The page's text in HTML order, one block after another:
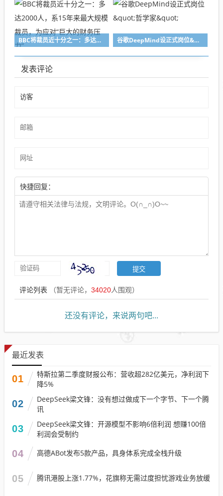
BBC将裁员近十分之一：多达2000人，系15年来最大规模裁员，为应对“巨大的财务压力” 谷歌DeepMind设正式岗位&quot;哲学家&quot;
发表评论
快捷回复：
评论列表 （暂无评论， 34020人围观）
还没有评论，来说两句吧...
最近发表
01
特斯拉第二季度财报公布：营收超282亿美元，净利润下
降5%
02
DeepSeek梁文锋：没有想过做成下一个字节、下一个腾
讯
03
DeepSeek梁文锋：开源模型不影响6倍利润 想赚100倍
利润会受制约
04 高德ABot发布5款产品，具身体系完成全栈升级
05 腾讯港股上涨1.77%，花旗称无需过度担忧游戏业务放缓